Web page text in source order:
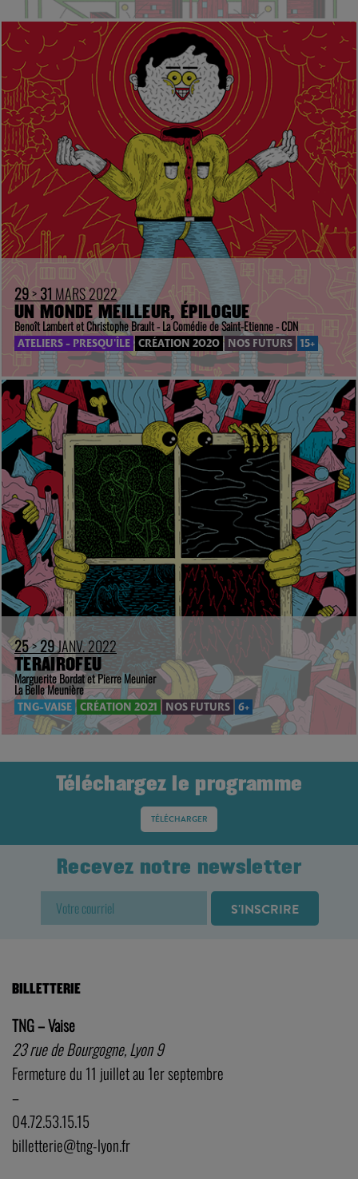
29>31 MARS 2022
UN MONDE MEILLEUR, ÉPILOGUE
Benoît Lambert et Christophe Brault - La Comédie de Saint-Etienne - CDN
ATELIERS - PRESQU'ÎLE CRÉATION 2020 NOS FUTURS 15+
25>29JANV. 2022
TERAIROFEU
Marguerite Bordat et Pierre Meunier
La Belle Meunière
TNG-VAISE CRÉATION 2021 NOS FUTURS 6+
Téléchargez le programme
TÉLÉCHARGER
Recevez notre newsletter
BILLETTERIE
TNG – Vaise
23 rue de Bourgogne, Lyon 9
Fermeture du 11 juillet au 1er septembre
–
04.72.53.15.15
billetterie@tng-lyon.fr